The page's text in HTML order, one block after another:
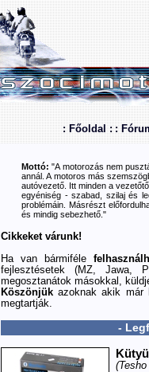
: Főoldal : :
Mottó: "A motorozás nem
annál. A motoros más
autóvezető. Itt minden a
egyéniség - szabad, szilaj és
problémáin. Másrészt
és mindig sebezhető."
Cikkeket várunk!
Ha van bármiféle
fejlesztésetek (MZ, Jawa,
megosztanátok másokkal,
Köszönjük azoknak akik már
megtartják.
-
(Tesho